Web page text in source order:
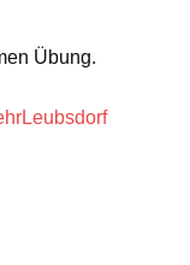
Übung.